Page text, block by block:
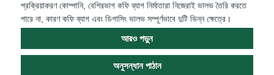
প্রক্রিয়াকরণ কোম্পানি, বেশিরভাগ কফি ব্যাগ নির্মাতারা নিজেরাই ভালভ তৈরি করতে
পারে না, কারণ কফি ব্যাগ এবং ডিগাসিং ভালভ সম্পূর্ণভাবে দুটি ভিন্ন ক্ষেত্রে।
আরও পড়ুন
অনুসন্ধান পাঠান